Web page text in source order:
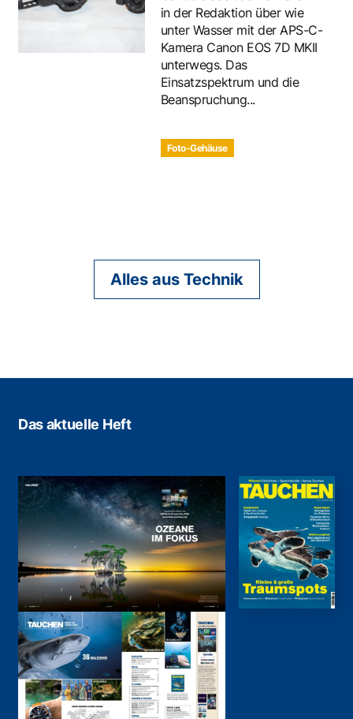
in der Redaktion über wie
unter Wasser mit der APS-C-
Kamera Canon EOS 7D MKII
unterwegs. Das
Einsatzspektrum und die
Beanspruchung...
Foto-Gehäuse
Alles aus Technik
Das aktuelle Heft